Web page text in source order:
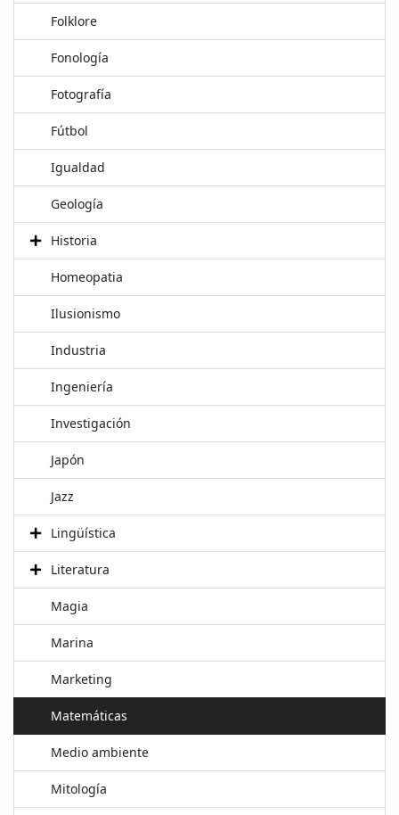
Folklore
Fonología
Fotografía
Fútbol
Igualdad
Geología
Historia
Homeopatia
Ilusionismo
Industria
Ingeniería
Investigación
Japón
Jazz
Lingüística
Literatura
Magia
Marina
Marketing
Matemáticas
Medio ambiente
Mitología